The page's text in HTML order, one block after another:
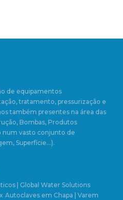
de equipamentos
tratamento, pressurização e
também presentes na área das
Bombas, Produtos
num vasto conjunto de
Superfície…).
| Global Water Solutions
Autoclaves em Chapa | Varem